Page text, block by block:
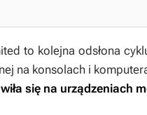
to kolejna odsłona
na konsolach i
się na urządzeniach